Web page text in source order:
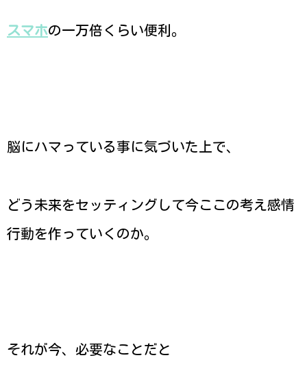
スマホの一万倍くらい便利。
脳にハマっている事に気づいた上で、
どう未来をセッティングして今ここの考え感情
行動を作っていくのか。
それが今、必要なことだと